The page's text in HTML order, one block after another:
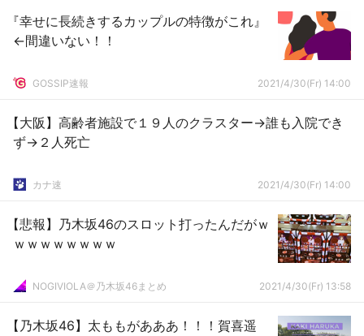
『幸せに長続きするカップルの特徴がこれ』
←間違いない！！
GOSSIP速報 2021/4/30(Fr) 14:00
【大阪】高齢者施設で１９人のクラスター→誰も入院でき
ず→２人死亡
カナ速 2021/4/30(Fr) 14:00
【悲報】乃木坂46のスロット打ったんだがｗ
ｗｗｗｗｗｗｗｗ
NOGIVIOLA＠乃木坂46まとめ 2021/4/30(Fr) 13:58
【乃木坂46】太ももがあああ！！！賀喜遥